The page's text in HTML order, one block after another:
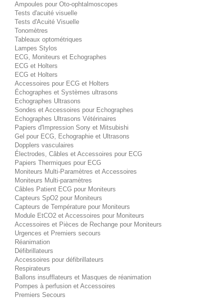
Ampoules pour Oto-ophtalmoscopes
Tests d'acuité visuelle
Tests d'Acuité Visuelle
Tonomètres
Tableaux optométriques
Lampes Stylos
ECG, Moniteurs et Echographes
ECG et Holters
ECG et Holters
Accessoires pour ECG et Holters
Échographes et Systèmes ultrasons
Echographes Ultrasons
Sondes et Accessoires pour Echographes
Echographes Ultrasons Vétérinaires
Papiers d'Impression Sony et Mitsubishi
Gel pour ECG, Echographie et Ultrasons
Dopplers vasculaires
Électrodes, Câbles et Accessoires pour ECG
Papiers Thermiques pour ECG
Moniteurs Multi-Paramètres et Accessoires
Moniteurs Multi-paramètres
Câbles Patient ECG pour Moniteurs
Capteurs SpO2 pour Moniteurs
Capteurs de Température pour Moniteurs
Module EtCO2 et Accessoires pour Moniteurs
Accessoires et Pièces de Rechange pour Moniteurs
Urgences et Premiers secours
Réanimation
Défibrillateurs
Accessoires pour défibrillateurs
Respirateurs
Ballons insufflateurs et Masques de réanimation
Pompes à perfusion et Accessoires
Premiers Secours